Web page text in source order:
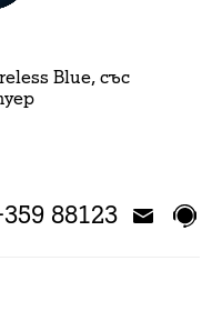
Blue, със
88123